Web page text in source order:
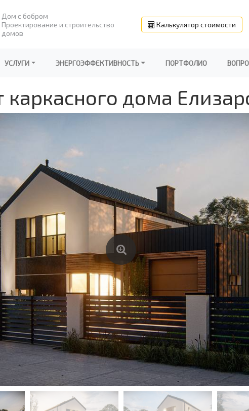
Дом с бобром
Проектирование и строительство
домов
Калькулятор стоимости
УСЛУГИ ЭНЕРГОЭФФЕКТИВНОСТЬ ПОРТФОЛИО
каркасного дома